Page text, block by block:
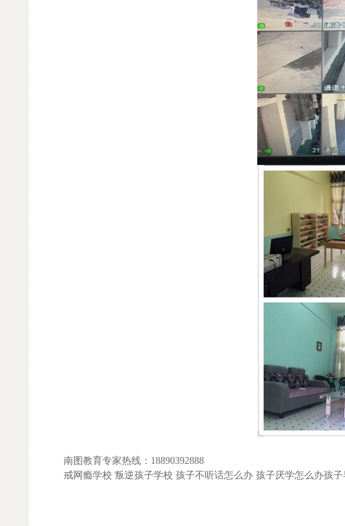
南图教育专家热线：18890392888
戒网瘾学校 叛逆孩子学校 孩子不听话怎么办 孩子厌学怎么办孩